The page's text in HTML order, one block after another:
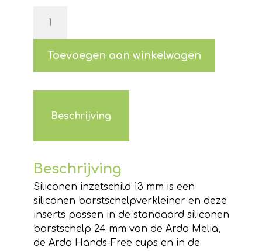
inzetstuk
13
mm
Free
(per
2
stuks
verpakt)
aantal
Toevoegen aan winkelwagen
Beschrijving
Beschrijving
Siliconen inzetschild 13 mm is een
siliconen borstschelpverkleiner en deze
inserts passen in de standaard siliconen
borstschelp 24 mm van de Ardo Melia,
de Ardo Hands-Free cups en in de